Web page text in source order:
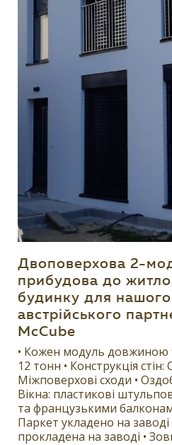
Двоповерхова 2-
прибудова до
будинку для нашого
австрійського
McCube
• Кожен модуль
12 тонн • Конструкція стін:
Міжповерхові сходи •
Вікна: пластикові
та французькими
Паркет укладено на
прокладена на заводі •